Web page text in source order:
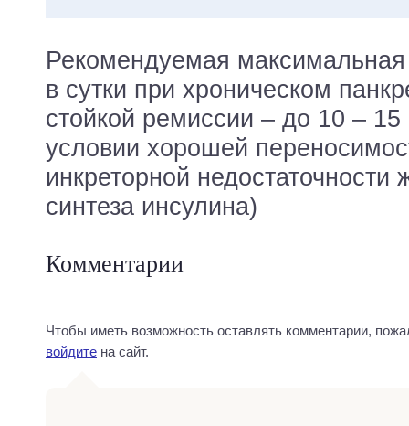
Рекомендуемая
в сутки при хроническом
стойкой ремиссии – до 10 – 15
условии хорошей
инкреторной
синтеза инсулина)
Комментарии
Чтобы иметь возможность оставлять комментарии,
войдите на сайт.